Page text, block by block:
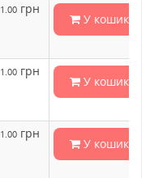
1.00 грн
У кошик
1.00 грн
У кошик
1.00 грн
У кошик